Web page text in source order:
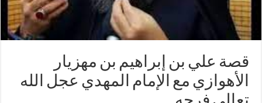
قصة علي بن إبراهيم بن مهزيار
الأهوازي مع الإمام المهدي عجل الله